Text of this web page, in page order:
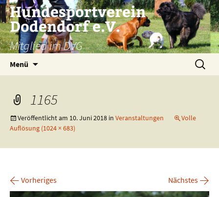
Zum
Inhalt
springen
Hundesportverein
Dodendorf e.V.
Mitglied im DVG
Menü
Suchen
nach:
1165
Veröffentlicht am 10. Juni 2018 in Veranstaltungen
Volle
Auflösung (1024 × 683)
← Vorheriges Nächstes →